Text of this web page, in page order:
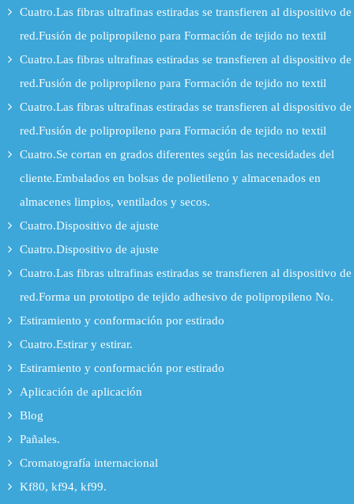
Cuatro.Las fibras ultrafinas estiradas se transfieren al dispositivo de
red.Fusión de polipropileno para Formación de tejido no textil
Cuatro.Las fibras ultrafinas estiradas se transfieren al dispositivo de
red.Fusión de polipropileno para Formación de tejido no textil
Cuatro.Las fibras ultrafinas estiradas se transfieren al dispositivo de
red.Fusión de polipropileno para Formación de tejido no textil
Cuatro.Se cortan en grados diferentes según las necesidades del
cliente.Embalados en bolsas de polietileno y almacenados en
almacenes limpios, ventilados y secos.
Cuatro.Dispositivo de ajuste
Cuatro.Dispositivo de ajuste
Cuatro.Las fibras ultrafinas estiradas se transfieren al dispositivo de
red.Forma un prototipo de tejido adhesivo de polipropileno No.
Estiramiento y conformación por estirado
Cuatro.Estirar y estirar.
Estiramiento y conformación por estirado
Aplicación de aplicación
Blog
Pañales.
Cromatografía internacional
Kf80, kf94, kf99.